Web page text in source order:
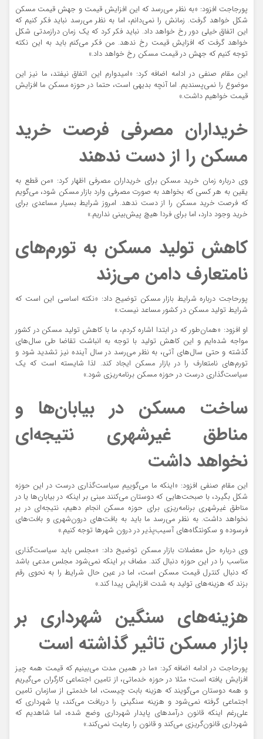
پورجاجت افزود: «به نظر می‌رسد که این افزایش قیمت و جهش قیمت مسکن
شکل خواهد گرفت. زمانش را نمی‌دانم، اما به نظر می‌رسد نباید فکر کنیم که
این اتفاق خیلی دور رخ خواهد داد. نباید فکر کرد که یک زمان درازمدتی شکل
خواهد گرفت که افزایش قیمت رخ ندهد. من فکر می‌کنم باید به این نکته
توجه کنیم که جهش در قیمت مسکن رخ خواهد داد.»
این مقام صنفی در ادامه اضافه کرد: «امیدوارم این اتفاق نیفتد، ما نیز این
موضوع را نمی‌پسندیم. اما آنچه بدیهی است، حتما در حوزه مسکن ما افزایش
قیمت خواهیم داشت.»
خریداران مصرفی فرصت خرید
مسکن را از دست ندهند
وی درباره زمان خرید مسکن برای خریداران مصرفی اظهار کرد: «من قطع به
یقین به هر کسی که بخواهد به صورت مصرفی وارد بازار مسکن شود، می‌گویم
که فرصت خرید مسکن را از دست ندهد. امروز شرایط بسیار مساعدی برای
خرید وجود دارد، اما برای فردا هیچ پیش‌بینی نداریم.»
کاهش تولید مسکن به تورم‌های
نامتعارف دامن می‌زند
پورحاجت درباره شرایط بازار مسکن توضیح داد:‌ «نکته اساسی این است که
شرایط تولید مسکن در کشور مساعد نیست.»
او افزود: «همان‌طور که در ابتدا اشاره کردم، ما با کاهش تولید مسکن در کشور
مواجه شده‌ایم و این کاهش تولید با توجه به انباشت تقاضا طی سال‌های
گذشته و حتی سال‌های آتی، به نظر می‌رسد در سال آینده نیز تشدید شود و
تورم‌های نامتعارف را در بازار مسکن ایجاد کند. لذا شایسته است که یک
سیاست‌گذاری درست در حوزه مسکن برنامه‌ریزی شود.»
ساخت مسکن در بیابان‌ها و
مناطق غیرشهری نتیجه‌ای
نخواهد داشت
این مقام صنفی افزود: «اینکه ما می‌گوییم سیاست‌گذاری درست در این حوزه
شکل بگیرد، با صبحت‌هایی که دوستان می‌کنند مبنی بر اینکه در بیابان‌ها یا در
مناطق غیرشهری برنامه‌ریزی برای حوزه مسکن انجام دهیم، نتیجه‌ای در بر
نخواهد داشت. به نظر می‌رسد ما باید به بافت‌های درون‌شهری و بافت‌های
فرسوده و سکونتگاه‌های آسیب‌پذیر در درون شهرها توجه کنیم.»
وی درباره حل معضلات بازار مسکن توضیح داد: «مجلس باید سیاست‌گذاری
مناسب را در این حوزه دنبال کند. مضاف بر اینکه نمی‌شود مجلس مدعی باشد
که دنبال کنترل قیمت مسکن است، اما در عین حال شرایط را به نحوی رقم
بزند که هزینه‌های تولید به شدت افزایش پیدا کند.»
هزینه‌های سنگین شهرداری بر
بازار مسکن تاثیر گذاشته است
پورحاجت در ادامه اضافه کرد:‌ «ما در همین مدت می‌بینیم که قیمت همه چیز
افزایش یافته است؛ مثلا در حوزه خدماتی، از تامین اجتماعی کارگران می‌گیریم
و همه دوستان می‌گویند که هزینه بابت چیست، اما خدمتی از سازمان تامین
اجتماعی گرفته نمی‌شود و هزینه سنگینی را دریافت می‌کند، یا شهرداری که
علی‌رغم اینکه قانون درآمدهای پایدار شهرداری وضع شده، اما شاهدیم که
شهرداری قانون‌گریزی می‌کند و قانون را رعایت نمی‌کند.»